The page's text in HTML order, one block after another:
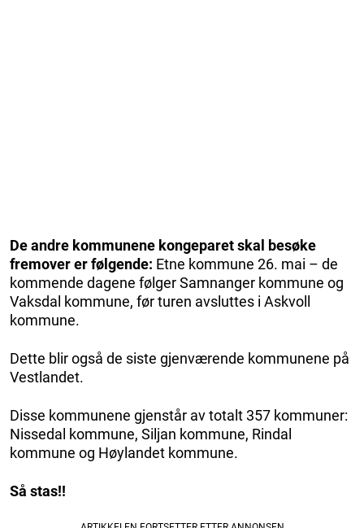
De andre kommunene kongeparet skal besøke
fremover er følgende: Etne kommune 26. mai – de
kommende dagene følger Samnanger kommune og
Vaksdal kommune, før turen avsluttes i Askvoll
kommune.
Dette blir også de siste gjenværende kommunene på
Vestlandet.
Disse kommunene gjenstår av totalt 357 kommuner:
Nissedal kommune, Siljan kommune, Rindal
kommune og Høylandet kommune.
Så stas!!